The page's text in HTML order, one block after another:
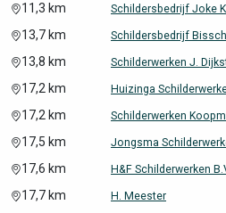
11,3 km Schildersbedrijf Joke
13,7 km Schildersbedrijf
13,8 km Schilderwerken J.
17,2 km Huizinga
17,2 km Schilderwerken
17,5 km Jongsma
17,6 km H&F Schilderwerken
17,7 km H. Meester